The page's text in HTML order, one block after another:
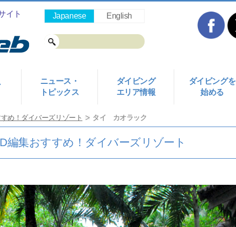
イト
ニュース・
トピックス
ダイビング
エリア情報
ダイビングを
始める
Japanese English
め！ダイバーズリゾート タイ カオラック
集おすすめ！ダイバーズリゾート